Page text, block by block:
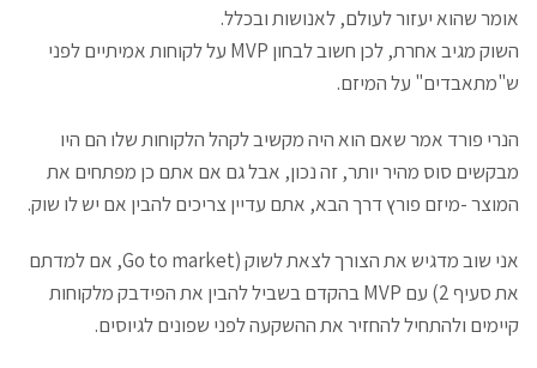
אומר שהוא יעזור לעולם, לאנושות ובכלל.
השוק מגיב אחרת, לכן חשוב לבחון MVP על לקוחות אמיתיים לפני
ש"מתאבדים" על המיזם.
הנרי פורד אמר שאם הוא היה מקשיב לקהל הלקוחות שלו הם היו
מבקשים סוס מהיר יותר, זה נכון, אבל גם אם אתם כן מפתחים את
המוצר -מיזם פורץ דרך הבא, אתם עדיין צריכים להבין אם יש לו שוק.
אני שוב מדגיש את הצורך לצאת לשוק (Go to market, אם למדתם
את סעיף 2) עם MVP בהקדם בשביל להבין את הפידבק מלקוחות
קיימים ולהתחיל להחזיר את ההשקעה לפני שפונים לגיוסים.